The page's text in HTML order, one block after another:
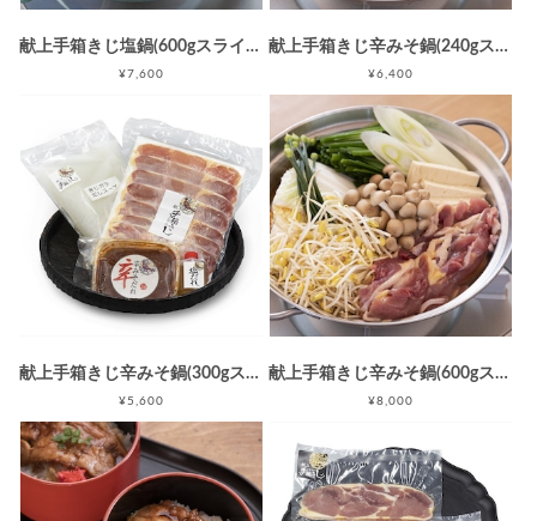
献上手箱きじ塩鍋(600gスライスセット)
¥7,600
献上手箱きじ辛みそ鍋(240gスライス団子付セット)
¥6,400
献上手箱きじ辛みそ鍋(300gスライスセット)
¥5,600
献上手箱きじ辛みそ鍋(600gスライスセット)
¥8,000